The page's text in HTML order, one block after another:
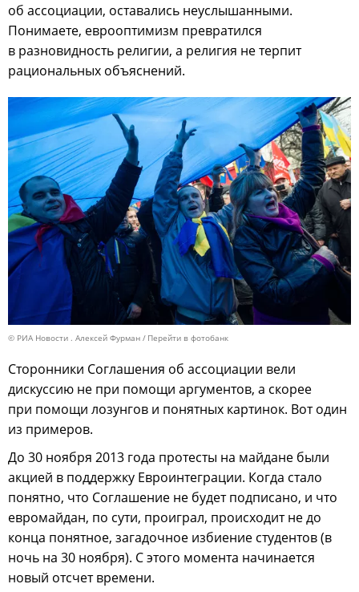
об ассоциации, оставались неуслышанными.
Понимаете, еврооптимизм превратился
в разновидность религии, а религия не терпит
рациональных объяснений.
© РИА Новости . Алексей Фурман Перейти в фотобанк
Сторонники Соглашения об ассоциации вели
дискуссию не при помощи аргументов, а скорее
при помощи лозунгов и понятных картинок. Вот один
из примеров.
До 30 ноября 2013 года протесты на майдане были
акцией в поддержку Евроинтеграции. Когда стало
понятно, что Соглашение не будет подписано, и что
евромайдан, по сути, проиграл, происходит не до
конца понятное, загадочное избиение студентов (в
ночь на 30 ноября). С этого момента начинается
новый отсчет времени.